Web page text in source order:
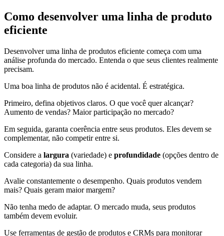
Como desenvolver uma linha de produto
eficiente
Desenvolver uma linha de produtos eficiente começa com uma
análise profunda do mercado. Entenda o que seus clientes realmente
precisam.
Uma boa linha de produtos não é acidental. É estratégica.
Primeiro, defina objetivos claros. O que você quer alcançar?
Aumento de vendas? Maior participação no mercado?
Em seguida, garanta coerência entre seus produtos. Eles devem se
complementar, não competir entre si.
Considere a largura (variedade) e profundidade (opções dentro de
cada categoria) da sua linha.
Avalie constantemente o desempenho. Quais produtos vendem
mais? Quais geram maior margem?
Não tenha medo de adaptar. O mercado muda, seus produtos
também devem evoluir.
Use ferramentas de gestão de produtos e CRMs para monitorar